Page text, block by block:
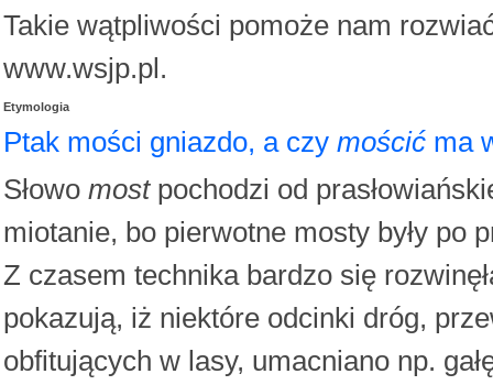
Takie wątpliwości pomoże nam
www.wsjp.pl.
Etymologia
Ptak mości gniazdo, a czy mościć ma
Słowo mostpochodzi od
miotanie, bo pierwotne mosty były po
Z czasem technika bardzo się
pokazują, iż niektóre odcinki dróg,
obfitujących w lasy, umacniano np.